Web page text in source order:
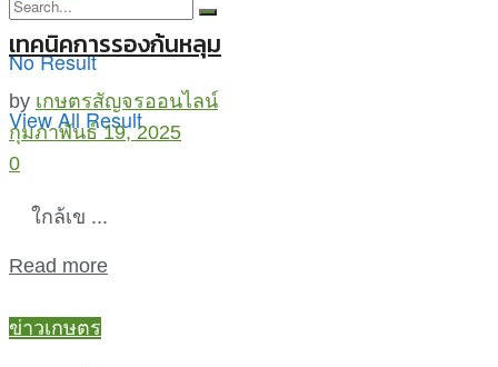
No Result
View All Result
เทคนิคการรองก้นหลุม
by เกษตรสัญจรออนไลน์
กุมภาพันธ์ 19, 2025
0
ใกล้เข ...
Read more
ข่าวเกษตร